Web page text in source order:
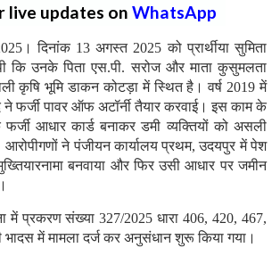
live updates on WhatsApp
दिनांक 13 अगस्त 2025 को प्रार्थीया सुमिता
कि उनके पिता एस.पी. सरोज और माता कुसुमलता
कृषि भूमि डाकन कोटड़ा में स्थित है। वर्ष 2019 में
ने फर्जी पावर ऑफ अटॉर्नी तैयार करवाई। इस काम के
आधार कार्ड बनाकर डमी व्यक्तियों को असली
आरोपीगणों ने पंजीयन कार्यालय प्रथम, उदयपुर में पेश
बनवाया और फिर उसी आधार पर जमीन
में प्रकरण संख्या 327/2025 धारा 406, 420, 467,
में मामला दर्ज कर अनुसंधान शुरू किया गया।